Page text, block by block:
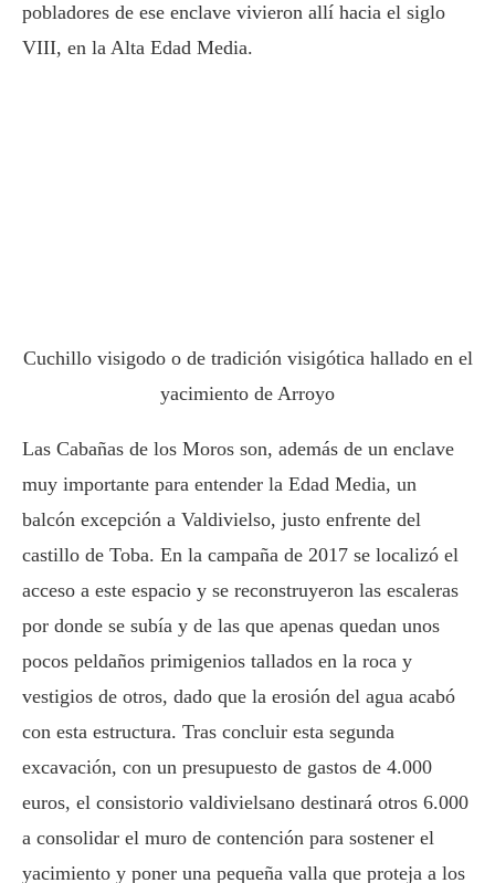
pobladores de ese enclave vivieron allí hacia el siglo
VIII, en la Alta Edad Media.
Cuchillo visigodo o de tradición visigótica hallado en el
yacimiento de Arroyo
Las Cabañas de los Moros son, además de un enclave
muy importante para entender la Edad Media, un
balcón excepción a Valdivielso, justo enfrente del
castillo de Toba. En la campaña de 2017 se localizó el
acceso a este espacio y se reconstruyeron las escaleras
por donde se subía y de las que apenas quedan unos
pocos peldaños primigenios tallados en la roca y
vestigios de otros, dado que la erosión del agua acabó
con esta estructura. Tras concluir esta segunda
excavación, con un presupuesto de gastos de 4.000
euros, el consistorio valdivielsano destinará otros 6.000
a consolidar el muro de contención para sostener el
yacimiento y poner una pequeña valla que proteja a los